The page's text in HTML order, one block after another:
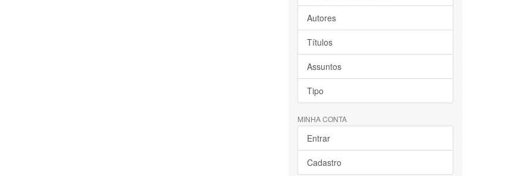
Autores
Títulos
Assuntos
Tipo
MINHA CONTA
Entrar
Cadastro